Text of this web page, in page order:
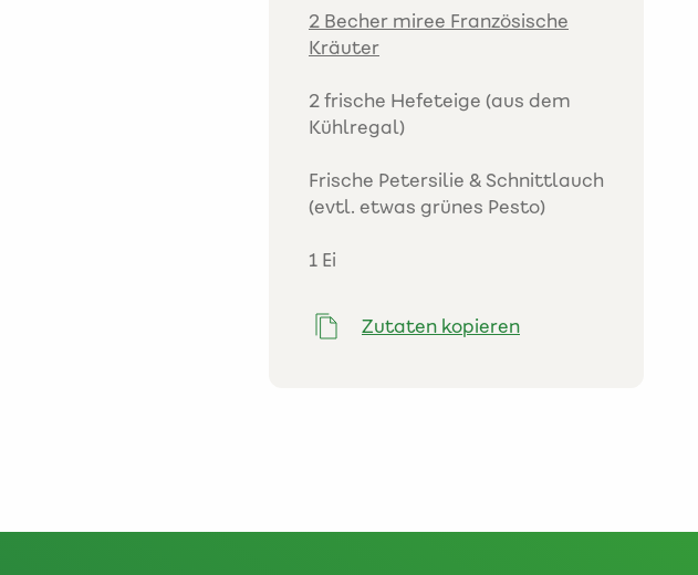
2 Becher miree Französische
Kräuter
2 frische Hefeteige (aus dem
Kühlregal)
Frische Petersilie & Schnittlauch
(evtl. etwas grünes Pesto)
1 Ei
Zutaten kopieren